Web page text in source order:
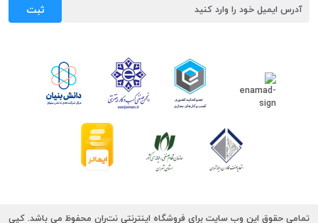
ثبت
تمامی حقوق این وب سایت برای فروشگاه اینترنتی نت‌ران محفوظ می باشد. کپی